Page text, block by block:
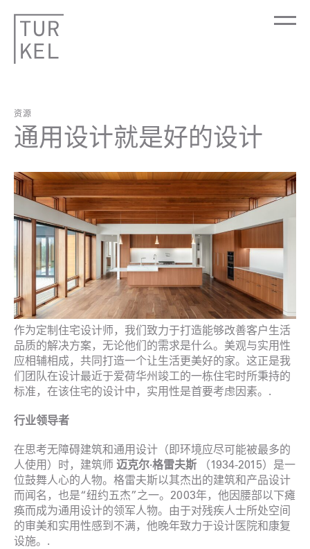
资源
通用设计就是好的设计
作为定制住宅设计师，我们致力于打造能够改善客户生活
品质的解决方案，无论他们的需求是什么。美观与实用性
应相辅相成，共同打造一个让生活更美好的家。这正是我
们团队在设计最近于爱荷华州竣工的一栋住宅时所秉持的
标准，在该住宅的设计中，实用性是首要考虑因素。.
行业领导者
在思考无障碍建筑和通用设计（即环境应尽可能被最多的
人使用）时，建筑师 迈克尔·格雷夫斯 （1934-2015）是一
位鼓舞人心的人物。格雷夫斯以其杰出的建筑和产品设计
而闻名，也是“纽约五杰”之一。2003年，他因腰部以下瘫
痪而成为通用设计的领军人物。由于对残疾人士所处空间
的审美和实用性感到不满，他晚年致力于设计医院和康复
设施。.